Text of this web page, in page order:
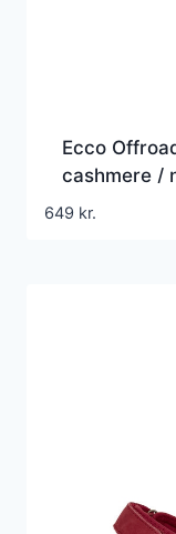
Ecco
cashmere /
649 kr.